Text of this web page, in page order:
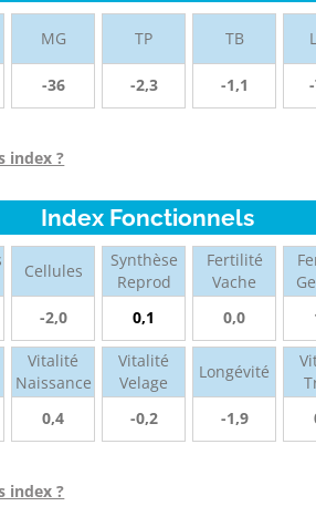
MG
-36
TP
-2,3
TB
-1,1
index ?
Index Fonctionnels
Cellules
-2,0
Synthèse
Reprod
0,1
Fertilité
Vache
0,0
Vitalité
Naissance
0,4
Vitalité
Velage
-0,2
Longévité
-1,9
index ?